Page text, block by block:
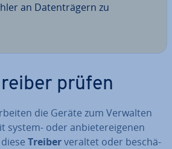
an Da­ten­trä­gern zu
prüfen
die Geräte zum Verwalten
system- oder an­bie­ter­ei­ge­nen
Treiberveraltet oder be­schä­